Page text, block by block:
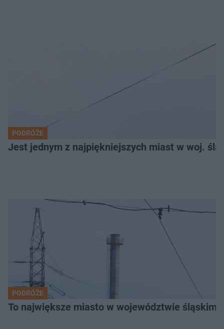
PODRÓŻE
Jest jednym z najpiękniejszych miast w woj.
PODRÓŻE
To największe miasto w województwie